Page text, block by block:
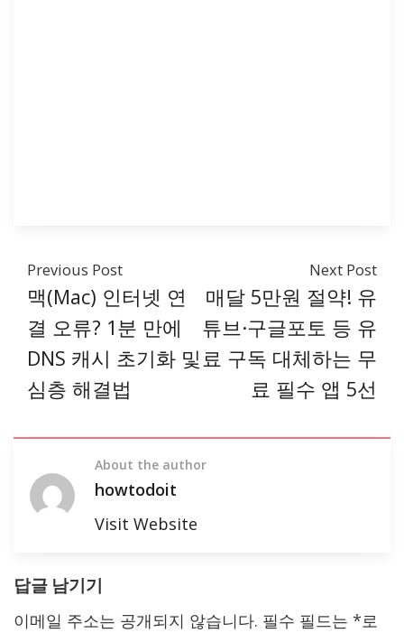
Previous Post
맥(Mac) 인터넷 연
결 오류? 1분 만에
DNS 캐시 초기화 및
심층 해결법
Next Post
매달 5만원 절약! 유
튜브·구글포토 등 유
료 구독 대체하는 무
료 필수 앱 5선
About the author
howtodoit
Visit Website
답글 남기기
이메일 주소는 공개되지 않습니다. 필수 필드는 *로